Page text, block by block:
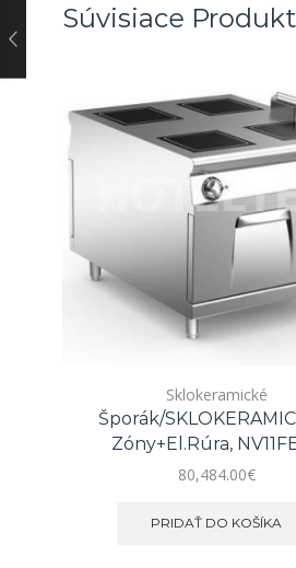
Súvisiace
Sklokeramické
Šporák/
Zóny+el.rúra,
80,484.00€
PRIDAŤ DO KOŠÍKA